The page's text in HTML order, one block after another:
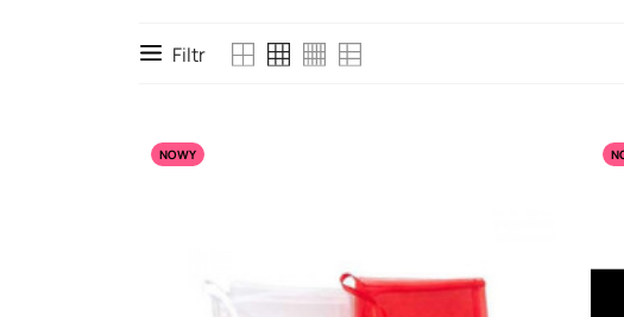
Filtr
NOWY